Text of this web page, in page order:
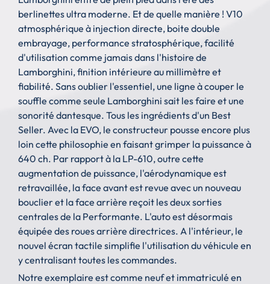
berlinettes ultra moderne. Et de quelle manière ! V10
atmosphérique à injection directe, boite double
embrayage, performance stratosphérique, facilité
d'utilisation comme jamais dans l'histoire de
Lamborghini, finition intérieure au millimètre et
fiabilité. Sans oublier l'essentiel, une ligne à couper le
souffle comme seule Lamborghini sait les faire et une
sonorité dantesque. Tous les ingrédients d'un Best
Seller. Avec la EVO, le constructeur pousse encore plus
loin cette philosophie en faisant grimper la puissance à
640 ch. Par rapport à la LP-610, outre cette
augmentation de puissance, l'aérodynamique est
retravaillée, la face avant est revue avec un nouveau
bouclier et la face arrière reçoit les deux sorties
centrales de la Performante. L'auto est désormais
équipée des roues arrière directrices. A l'intérieur, le
nouvel écran tactile simplifie l'utilisation du véhicule en
y centralisant toutes les commandes.
Notre exemplaire est comme neuf et immatriculé en